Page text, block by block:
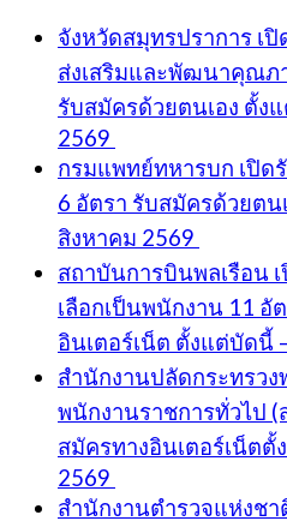
จังหวัดสมุทรปราการ เ
ส่งเสริมและพัฒนาคุณภ
รับสมัครด้วยตนเอง ตั้ง
2569
กรมแพทย์ทหารบก เปิด
6 อัตรา รับสมัครด้วยตน
สิงหาคม 2569
สถาบันการบินพลเรือน
เลือกเป็นพนักงาน 11 อั
อินเตอร์เน็ต ตั้งแต่บัดนี้
สำนักงานปลัดกระทรว
พนักงานราชการทั่วไป
สมัครทางอินเตอร์เน็ตตั้
2569
สำนักงานตำรวจแห่งช